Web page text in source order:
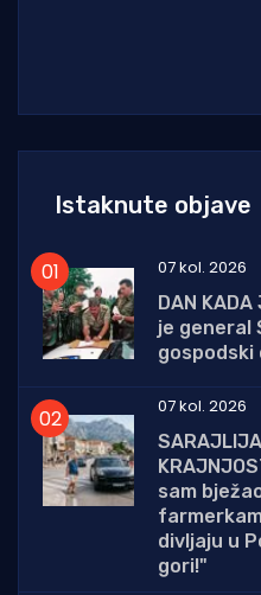
Istaknute objave
07 kol. 2026
DAN
je general
gospodski
07 kol. 2026
sam
divljaju u
gori!"